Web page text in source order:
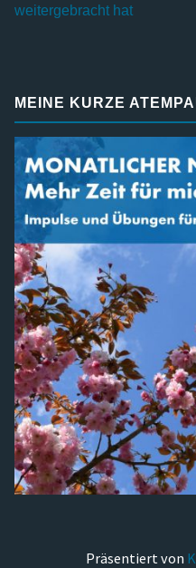
weitergebracht hat
MEINE KURZE
Präsentiert von